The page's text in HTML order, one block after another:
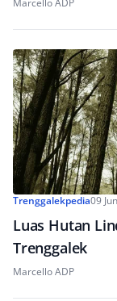
Marcello ADP
Trenggalekpedia09
Luas Hutan
Trenggalek
Marcello ADP